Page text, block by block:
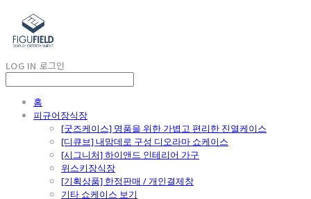
LOG IN 로그인
홈
피규어장식장
[굿즈케이스] 명품을 위한 가볍고 편리한 진열케이스
[디큐브] 내맘데로 구성 디오라마 쇼케이스
[시그니처] 하이앤드 인테리어 가구
위스키장식장
[기획상품] 한정판매 / 개인결제창
기타 쇼케이스 보기